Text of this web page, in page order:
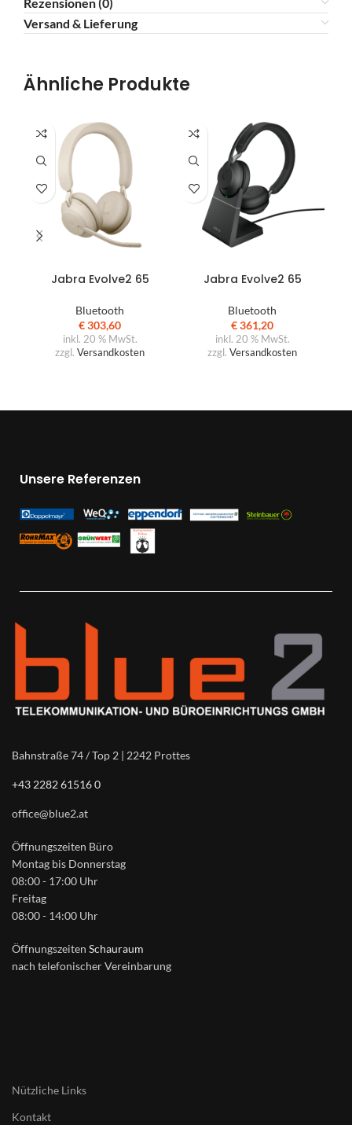
Versand & Lieferung
Ähnliche Produkte
Jabra Evolve2 65
Bluetooth
€303,60
inkl. 20 % MwSt.
zzgl. Versandkosten
Jabra Evolve2 65
Bluetooth
€361,20
inkl. 20 % MwSt.
zzgl. Versandkosten
Unsere Referenzen
Bahnstraße 74 / Top 2 | 2242 Prottes
+43 2282 61516 0
office@blue2.at
Öffnungszeiten Büro
Montag bis Donnerstag
08:00 - 17:00 Uhr
Freitag
08:00 - 14:00 Uhr
Öffnungszeiten Schauraum
nach telefonischer Vereinbarung
Nützliche Links
Kontakt